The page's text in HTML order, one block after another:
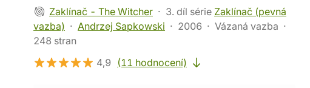
Zaklínač - The Witcher 3. díl série Zaklínač (pevná
vazba)
Andrzej Sapkowski 2006
Vázaná vazba
248 stran
4,9 (11 hodnocení)